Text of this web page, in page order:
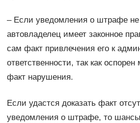
– Если уведомления о штрафе
автовладелец имеет законное
сам факт привлечения его к
ответственности, так как
факт нарушения.
Если удастся доказать факт
уведомления о штрафе, то